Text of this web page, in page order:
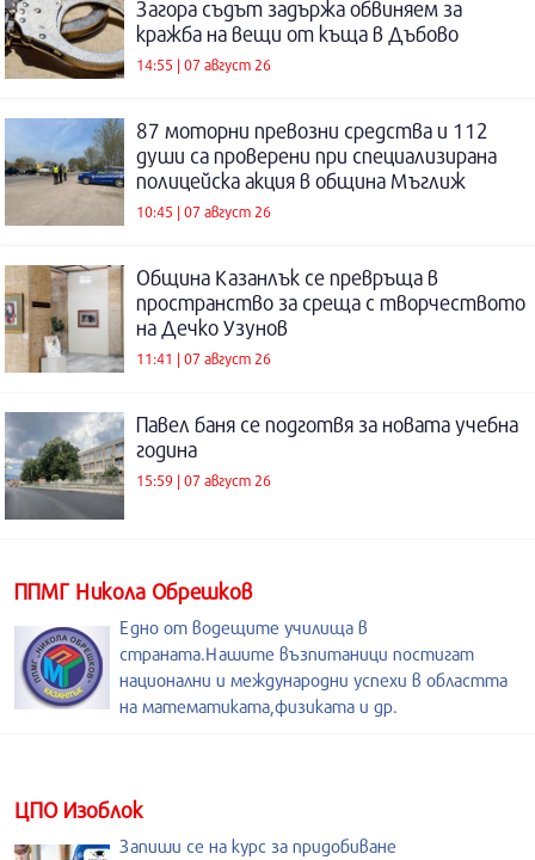
Загора съдът задържа обвиняем за
кражба на вещи от къща в Дъбово
14:55 | 07 август 26
87 моторни превозни средства и 112
души са проверени при специализирана
полицейска акция в община Мъглиж
10:45 | 07 август 26
Община Казанлък се превръща в
пространство за среща с творчеството
на Дечко Узунов
11:41 | 07 август 26
Павел баня се подготвя за новата учебна
година
15:59 | 07 август 26
ППМГ Никола Обрешков
Едно от водещите училища в
страната.Нашите възпитаници постигат
национални и международни успехи в областта
на математиката,физиката и др.
ЦПО Изоблок
Запиши се на курс за придобиване